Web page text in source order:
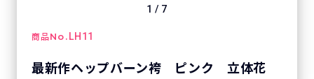
1 / 7
商品No. LH11
最新作ヘップバーン袴 ピンク 立体花